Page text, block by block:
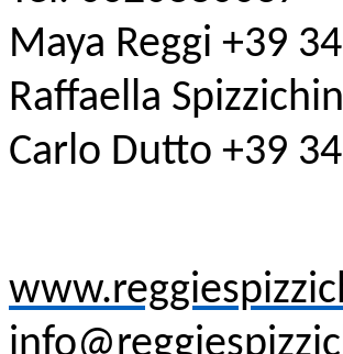
Maya Reggi +39
Raffaella
Carlo Dutto +39